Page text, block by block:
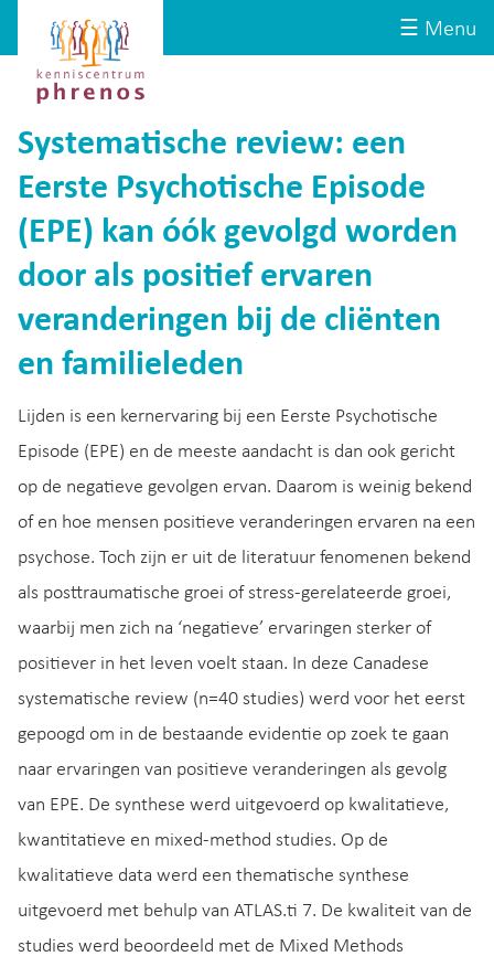
☰ Menu
Kenniscentrum
Phrenos
website
Systematische review: een
Eerste Psychotische Episode
(EPE) kan óók gevolgd worden
door als positief ervaren
veranderingen bij de cliënten
en familieleden
Lijden is een kernervaring bij een Eerste Psychotische
Episode (EPE) en de meeste aandacht is dan ook gericht
op de negatieve gevolgen ervan. Daarom is weinig bekend
of en hoe mensen positieve veranderingen ervaren na een
psychose. Toch zijn er uit de literatuur fenomenen bekend
als posttraumatische groei of stress-gerelateerde groei,
waarbij men zich na ‘negatieve’ ervaringen sterker of
positiever in het leven voelt staan. In deze Canadese
systematische review (n=40 studies) werd voor het eerst
gepoogd om in de bestaande evidentie op zoek te gaan
naar ervaringen van positieve veranderingen als gevolg
van EPE. De synthese werd uitgevoerd op kwalitatieve,
kwantitatieve en mixed-method studies. Op de
kwalitatieve data werd een thematische synthese
uitgevoerd met behulp van ATLAS.ti 7. De kwaliteit van de
studies werd beoordeeld met de Mixed Methods